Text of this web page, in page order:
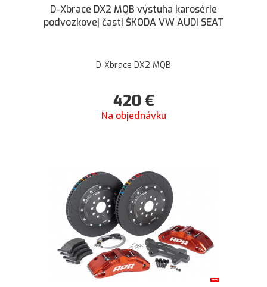
D-Xbrace DX2 MQB výstuha karosérie
podvozkovej časti ŠKODA VW AUDI SEAT
D-Xbrace DX2 MQB
420 €
Na objednávku